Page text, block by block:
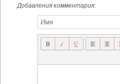
Добавления комментария: